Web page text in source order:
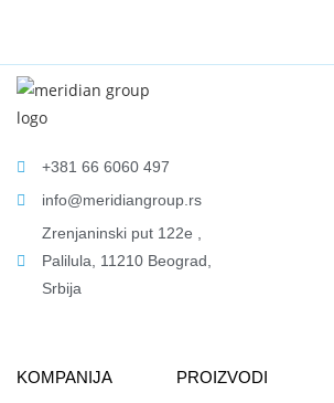
+381 66 6060 497
info@meridiangroup.rs
Zrenjaninski put 122e ,
Palilula, 11210 Beograd,
Srbija
KOMPANIJA PROIZVODI